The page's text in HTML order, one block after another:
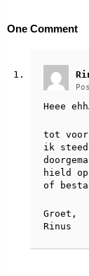
One Comment
Heee
tot
ik
hield
of
Groet,
Rinus